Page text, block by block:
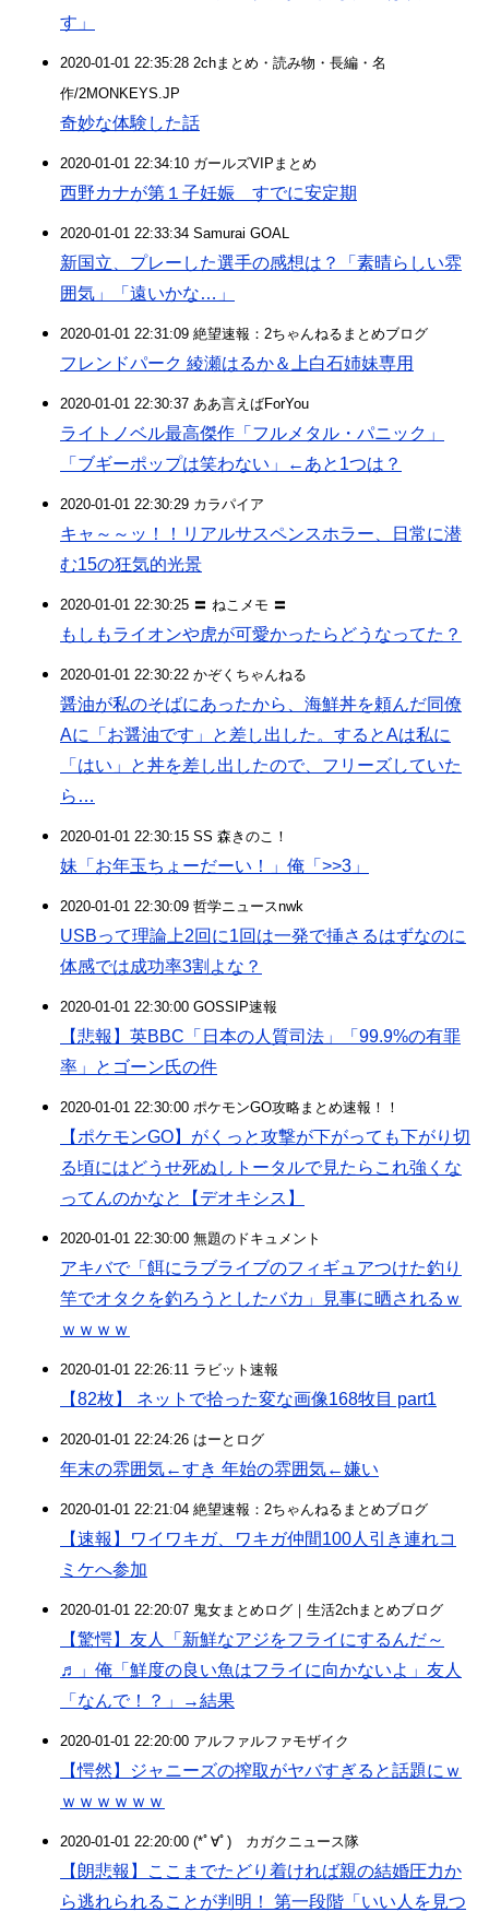
す」
2020-01-01 22:35:28 2chまとめ・読み物・長編・名
作/2MONKEYS.JP
奇妙な体験した話
2020-01-01 22:34:10 ガールズVIPまとめ
西野カナが第１子妊娠 すでに安定期
2020-01-01 22:33:34 Samurai GOAL
新国立、プレーした選手の感想は？「素晴らしい雰
囲気」「遠いかな…」
2020-01-01 22:31:09 絶望速報：2ちゃんねるまとめブログ
フレンドパーク 綾瀬はるか＆上白石姉妹専用
2020-01-01 22:30:37 ああ言えばForYou
ライトノベル最高傑作「フルメタル・パニック」
「ブギーポップは笑わない」←あと1つは？
2020-01-01 22:30:29 カラパイア
キャ～～ッ！！リアルサスペンスホラー、日常に潜
む15の狂気的光景
2020-01-01 22:30:25 〓 ねこメモ 〓
もしもライオンや虎が可愛かったらどうなってた？
2020-01-01 22:30:22 かぞくちゃんねる
醤油が私のそばにあったから、海鮮丼を頼んだ同僚
Aに「お醤油です」と差し出した。するとAは私に
「はい」と丼を差し出したので、フリーズしていた
ら…
2020-01-01 22:30:15 SS 森きのこ！
妹「お年玉ちょーだーい！」俺「>>3」
2020-01-01 22:30:09 哲学ニュースnwk
USBって理論上2回に1回は一発で挿さるはずなのに
体感では成功率3割よな？
2020-01-01 22:30:00 GOSSIP速報
【悲報】英BBC「日本の人質司法」「99.9%の有罪
率」とゴーン氏の件
2020-01-01 22:30:00 ポケモンGO攻略まとめ速報！！
【ポケモンGO】がくっと攻撃が下がっても下がり切
る頃にはどうせ死ぬしトータルで見たらこれ強くな
ってんのかなと【デオキシス】
2020-01-01 22:30:00 無題のドキュメント
アキバで「餌にラブライブのフィギュアつけた釣り
竿でオタクを釣ろうとしたバカ」見事に晒されるｗ
ｗｗｗｗ
2020-01-01 22:26:11 ラビット速報
【82枚】 ネットで拾った変な画像168牧目 part1
2020-01-01 22:24:26 はーとログ
年末の雰囲気←すき 年始の雰囲気←嫌い
2020-01-01 22:21:04 絶望速報：2ちゃんねるまとめブログ
【速報】ワイワキガ、ワキガ仲間100人引き連れコ
ミケへ参加
2020-01-01 22:20:07 鬼女まとめログ｜生活2chまとめブログ
【驚愕】友人「新鮮なアジをフライにするんだ～
♬」俺「鮮度の良い魚はフライに向かないよ」友人
「なんで！？」→結果
2020-01-01 22:20:00 アルファルファモザイク
【愕然】ジャニーズの搾取がヤバすぎると話題にｗ
ｗｗｗｗｗｗ
2020-01-01 22:20:00 (*ﾟ∀ﾟ)ゞカガクニュース隊
【朗悲報】ここまでたどり着ければ親の結婚圧力か
ら逃れられることが判明！ 第一段階「いい人を見つ